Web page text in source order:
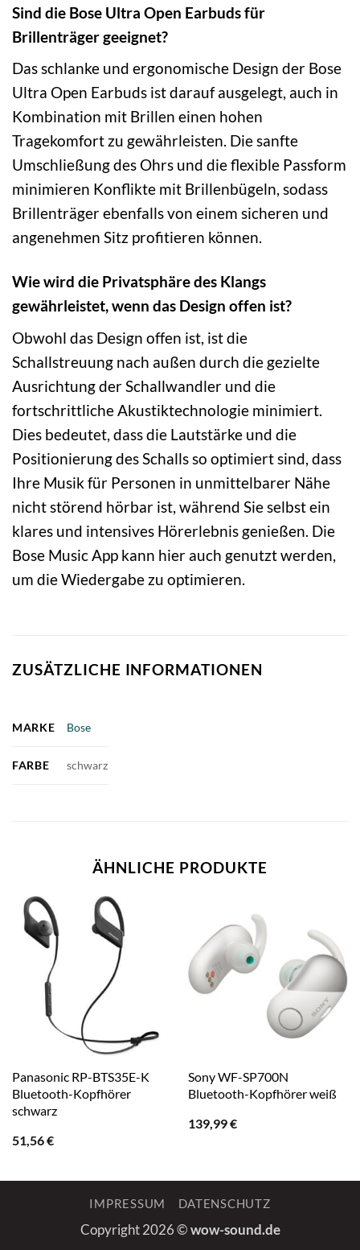
Sind die Bose Ultra Open Earbuds für
Brillenträger geeignet?
Das schlanke und ergonomische Design der Bose
Ultra Open Earbuds ist darauf ausgelegt, auch in
Kombination mit Brillen einen hohen
Tragekomfort zu gewährleisten. Die sanfte
Umschließung des Ohrs und die flexible Passform
minimieren Konflikte mit Brillenbügeln, sodass
Brillenträger ebenfalls von einem sicheren und
angenehmen Sitz profitieren können.
Wie wird die Privatsphäre des Klangs
gewährleistet, wenn das Design offen ist?
Obwohl das Design offen ist, ist die
Schallstreuung nach außen durch die gezielte
Ausrichtung der Schallwandler und die
fortschrittliche Akustiktechnologie minimiert.
Dies bedeutet, dass die Lautstärke und die
Positionierung des Schalls so optimiert sind, dass
Ihre Musik für Personen in unmittelbarer Nähe
nicht störend hörbar ist, während Sie selbst ein
klares und intensives Hörerlebnis genießen. Die
Bose Music App kann hier auch genutzt werden,
um die Wiedergabe zu optimieren.
ZUSÄTZLICHE INFORMATIONEN
MARKE Bose
FARBE schwarz
ÄHNLICHE PRODUKTE
Panasonic RP-BTS35E-K
Bluetooth-Kopfhörer
schwarz
51,56€
Sony WF-SP700N
Bluetooth-Kopfhörer weiß
139,99€
IMPRESSUM DATENSCHUTZ
Copyright 2026 ©wow-sound.de